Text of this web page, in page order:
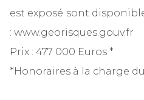
est exposé sont
: www.georisques.gouv.fr
Prix : 477 000 Euros *
*Honoraires à la charge